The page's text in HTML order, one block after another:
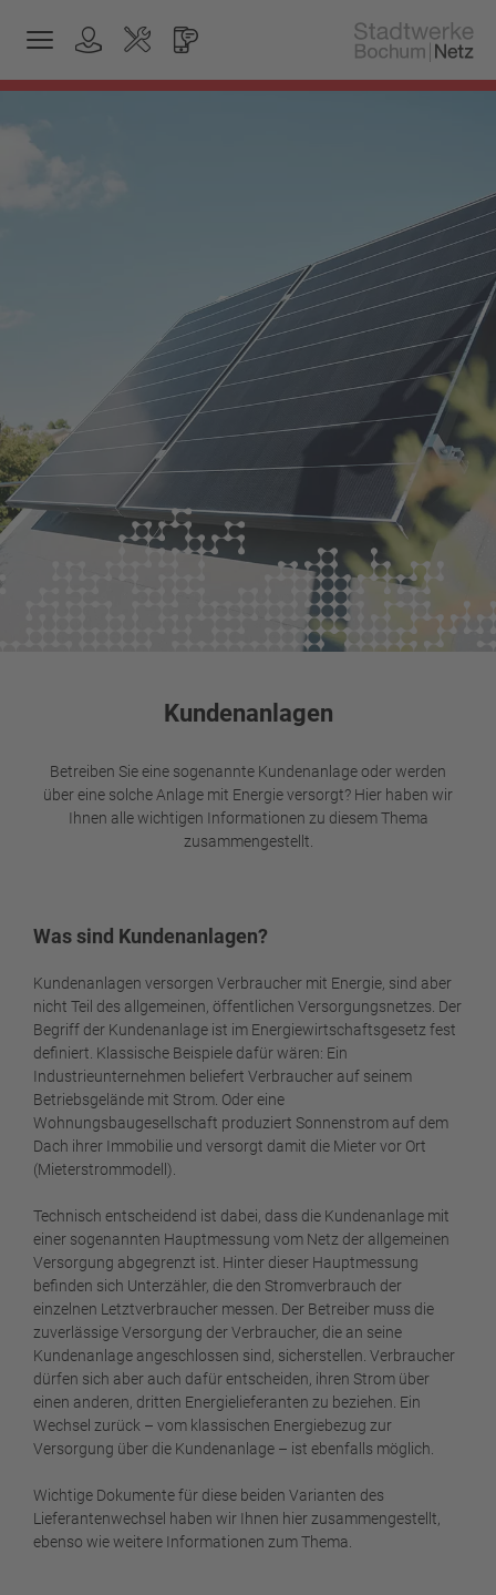
Kundenanlagen
Betreiben Sie eine sogenannte Kundenanlage oder werden
über eine solche Anlage mit Energie versorgt? Hier haben wir
Ihnen alle wichtigen Informationen zu diesem Thema
zusammengestellt.
Was sind Kundenanlagen?
Kundenanlagen versorgen Verbraucher mit Energie, sind aber
nicht Teil des allgemeinen, öffentlichen Versorgungsnetzes. Der
Begriff der Kundenanlage ist im Energiewirtschaftsgesetz fest
definiert. Klassische Beispiele dafür wären: Ein
Industrieunternehmen beliefert Verbraucher auf seinem
Betriebsgelände mit Strom. Oder eine
Wohnungsbaugesellschaft produziert Sonnenstrom auf dem
Dach ihrer Immobilie und versorgt damit die Mieter vor Ort
(Mieterstrommodell).
Technisch entscheidend ist dabei, dass die Kundenanlage mit
einer sogenannten Hauptmessung vom Netz der allgemeinen
Versorgung abgegrenzt ist. Hinter dieser Hauptmessung
befinden sich Unterzähler, die den Stromverbrauch der
einzelnen Letztverbraucher messen. Der Betreiber muss die
zuverlässige Versorgung der Verbraucher, die an seine
Kundenanlage angeschlossen sind, sicherstellen. Verbraucher
dürfen sich aber auch dafür entscheiden, ihren Strom über
einen anderen, dritten Energielieferanten zu beziehen. Ein
Wechsel zurück – vom klassischen Energiebezug zur
Versorgung über die Kundenanlage – ist ebenfalls möglich.
Wichtige Dokumente für diese beiden Varianten des
Lieferantenwechsel haben wir Ihnen hier zusammengestellt,
ebenso wie weitere Informationen zum Thema.